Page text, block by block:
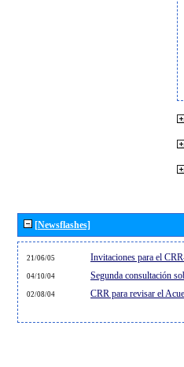
[Newsflashes]
21/06/05 Invitaciones para el
04/10/04 Segunda consultación
02/08/04 CRR para revisar el